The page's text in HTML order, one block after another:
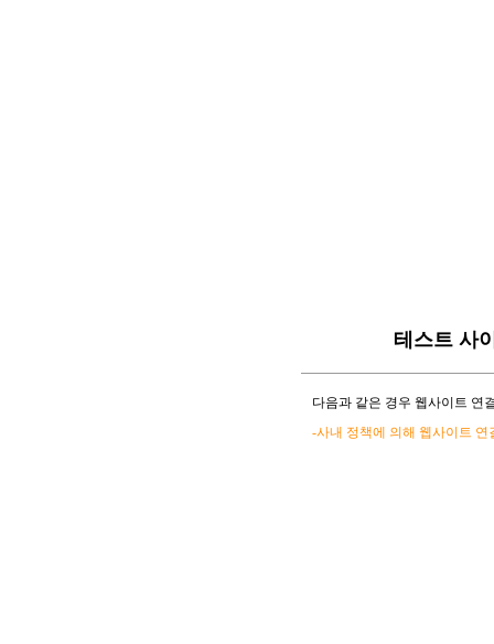
테스트 사
다음과 같은 경우 웹사이트 연
-사내 정책에 의해 웹사이트